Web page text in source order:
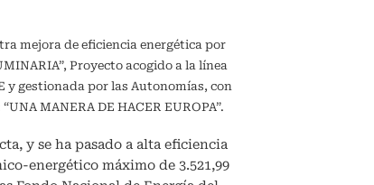
mejora de eficiencia energética por
Proyecto acogido a la línea
y gestionada por las Autonomías, con
MANERA DE HACER EUROPA”.
y se ha pasado a alta eficiencia
energético máximo de 3.521,99